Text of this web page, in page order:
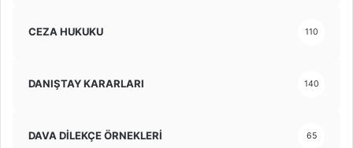
CEZA HUKUKU 110
DANIŞTAY KARARLARI 140
DAVA DİLEKÇE ÖRNEKLERİ 65